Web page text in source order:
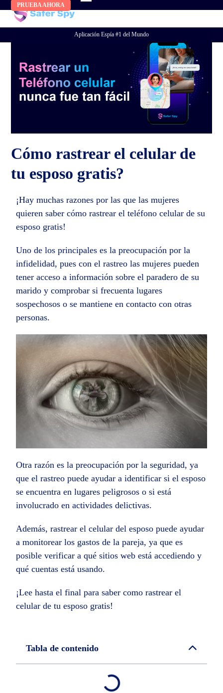
content
PRUEBA AHORA
Aplicación Espía #1 del Mundo
Cómo rastrear el celular de
tu esposo gratis?
¡Hay muchas razones por las que las mujeres
quieren saber cómo rastrear el teléfono celular de su
esposo gratis!
Uno de los principales es la preocupación por la
infidelidad, pues con el rastreo las mujeres pueden
tener acceso a información sobre el paradero de su
marido y comprobar si frecuenta lugares
sospechosos o se mantiene en contacto con otras
personas.
Otra razón es la preocupación por la seguridad, ya
que el rastreo puede ayudar a identificar si el esposo
se encuentra en lugares peligrosos o si está
involucrado en actividades delictivas.
Además, rastrear el celular del esposo puede ayudar
a monitorear los gastos de la pareja, ya que es
posible verificar a qué sitios web está accediendo y
qué cuentas está usando.
¡Lee hasta el final para saber como rastrear el
celular de tu esposo gratis!
Tabla de contenido